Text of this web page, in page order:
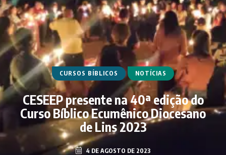
CURSOS BÍBLICOS NOTÍCIAS
CESEEP presente na 40ª edição do
Curso Bíblico Ecumênico Diocesano
de Lins 2023
4 DE AGOSTO DE 2023